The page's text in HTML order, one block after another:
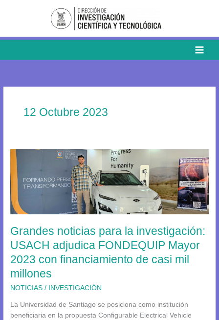
12 Octubre 2023
Grandes noticias para la investigación:
USACH adjudica FONDEQUIP Mayor
2023 con financiamiento de casi mil
millones
NOTICIAS / INVESTIGACIÓN
La Universidad de Santiago se posiciona como institución
beneficiaria en la propuesta Configurable Electrical Vehicle
Grandes
noticias
para
la
investigación:
USACH
FONDEQUIP
Mayor
2023
con
financiamiento
mil
millones